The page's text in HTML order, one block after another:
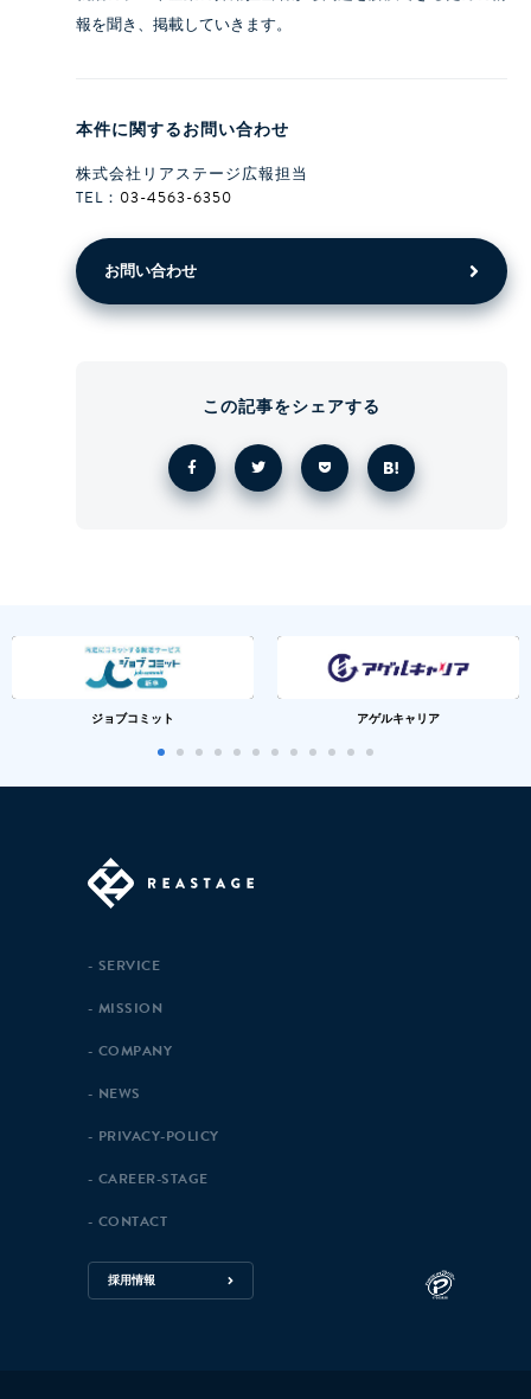
報を聞き、掲載していきます。
本件に関するお問い合わせ
株式会社リアステージ広報担当
TEL： 03-4563-6350
お問い合わせ
この記事をシェアする
ジョブコミット アゲルキャリア
SERVICE
MISSION
COMPANY
NEWS
PRIVACY-POLICY
CAREER-STAGE
CONTACT
採用情報